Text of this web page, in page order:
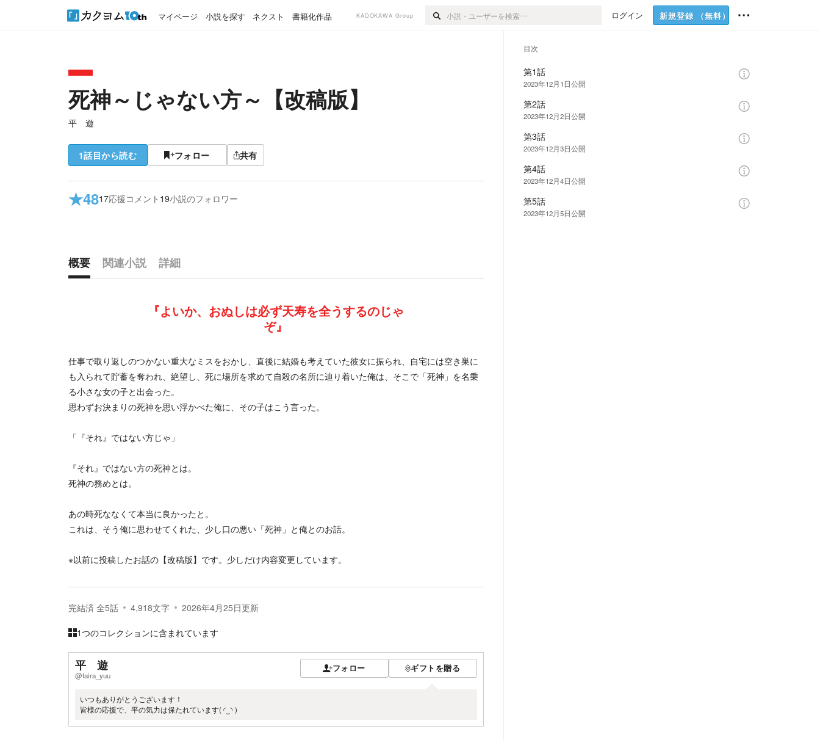
マイページ 小説を探す ネクスト 書籍化作品 KADOKAWA Group ログイン 新規登録 （無料）
死神～じゃない方～【改稿版】
平 遊
1話目から読む フォロー 共有
★4817応援コメント 19小説のフォロワー
概要 関連小説
詳細
『よいか、おぬしは必ず天寿を全うするのじゃ
ぞ』
仕事で取り返しのつかない重大なミスをおかし、直後に結婚も考えていた彼女に振られ、自宅には空き巣に
も入られて貯蓄を奪われ、絶望し、死に場所を求めて自殺の名所に辿り着いた俺は、そこで「死神」を名乗
る小さな女の子と出会った。
思わずお決まりの死神を思い浮かべた俺に、その子はこう言った。
「『それ』ではない方じゃ」
『それ』ではない方の死神とは。
死神の務めとは。
あの時死ななくて本当に良かったと。
これは、そう俺に思わせてくれた、少し口の悪い「死神」と俺とのお話。
※以前に投稿したお話の【改稿版】です。少しだけ内容変更しています。
完結済 全5話 4,918文字 2026年4月25日更新
1つのコレクションに含まれています
平 遊
@taira_yuu
フォロー ギフトを贈る
いつもありがとうございます！
皆様の応援で、平の気力は保たれています(⁠ ⁠◜⁠‿⁠◝⁠ ⁠)⁠
目次
第1話
2023年12月1日公開
第2話
2023年12月2日公開
第3話
2023年12月3日公開
第4話
2023年12月4日公開
第5話
2023年12月5日公開